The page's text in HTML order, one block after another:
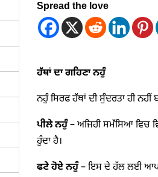
Spread the love
ਹੱਥਾਂ ਦਾ ਗਹਿਣਾ ਨਹੁੰ
ਨਹੁੰ ਸਿਰਫ ਹੱਥਾਂ ਦੀ ਸੁੰਦਰਤਾ ਹੀ
ਪੀਲੇ ਨਹੁੰ– ਅਜਿਹੀ ਸਮੱਸਿਆ ਵਿਚ
ਹੁੰਦਾ ਹੈ।
ਫਟੇ ਹੋਏ ਨਹੁੰ– ਇਸ ਦੇ ਹੱਲ ਲਈ ਆਪਣੇ